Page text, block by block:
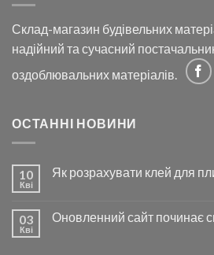
Склад-магазин будівельних
надійний та сучасний
оздоблювальних матеріалів.
ОСТАННІ НОВИНИ
10
Кві
Як розрахувати клей для
03
Кві
Оновленний сайт починає